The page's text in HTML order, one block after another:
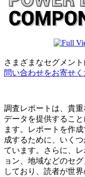
さまざまなセグメン
問い合わせをお寄せ
調査レポートは、貴
データを提供するこ
ます。レポートを作
成するために、いく
ています。さらに、
ョン、地域などのセ
しており、読者が世